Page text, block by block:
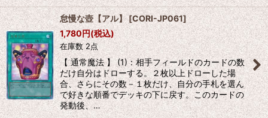
怠慢な壺【アル】[CORI-JP061]
1,780円(税込)
在庫数 2点
【 通常魔法 】 (1)：相手フィールドのカードの数
だけ自分はドローする。２枚以上ドローした場
合、さらにその数－１枚だけ、自分の手札を選ん
で好きな順番でデッキの下に戻す。このカードの
発動後、…